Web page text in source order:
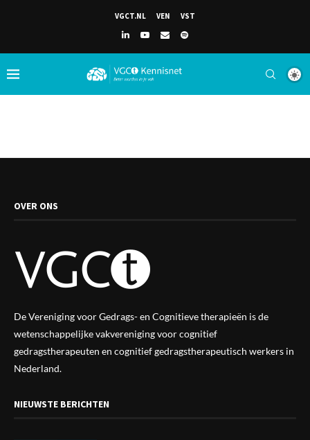
VGCT.NL VEN VST
OVER ONS
De Vereniging voor Gedrags- en Cognitieve therapieën is de
wetenschappelijke vakverenigingvoor cognitief
gedragstherapeuten en cognitief gedragstherapeutisch werkers in
Nederland.
NIEUWSTE BERICHTEN